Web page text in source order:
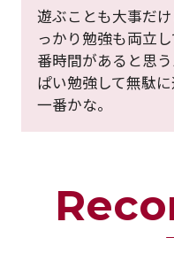
遊ぶことも大事だ
っかり勉強も両立
番時間があると思
ぱい勉強して無駄
一番かな。